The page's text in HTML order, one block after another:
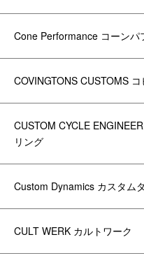
Cone Performance コーンパ
COVINGTONS CUSTOMS
CUSTOM CYCLE
リング
Custom Dynamics カスタム
CULT WERK カルトワーク